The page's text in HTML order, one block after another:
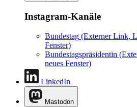
Instagram-Kanäle
Bundestag (Externer Link,
Fenster)
Bundestagspräsidentin
neues Fenster)
LinkedIn
Mastodon